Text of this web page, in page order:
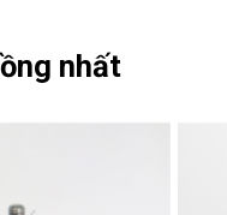
nhất